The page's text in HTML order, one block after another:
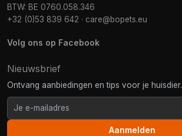
BTW: BE 0760.058.346
+32 (0)53 839 642 · care@bopets.eu
Volg ons op Facebook
Nieuwsbrief
Ontvang aanbiedingen en tips voor je huisdier.
Aanmelden